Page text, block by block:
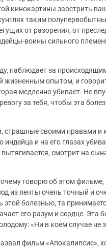
кинокартины заострить
таким
от разорения, от
воины сильного
наблюдает за
жизненным опытом, и
медленно убивает. Не
за тебя, чтобы эта
своими нравами и
и на его глазах
вытягивается, смотрит на
говорю об этом
из ленты очень точный и
этой болезнью, та
его разум и сердце.
«Ни в коем случае не
фильм «Апокалипсис»,